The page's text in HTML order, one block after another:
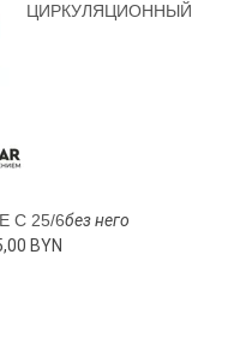
персональных данных
ЦИРКУЛЯЦИОННЫЙ
C 25/6без него
BYN